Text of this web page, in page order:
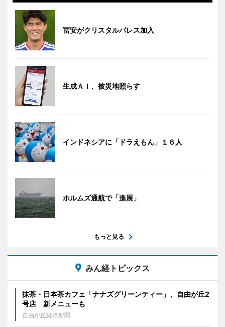
冨安がクリスタルパレス加入
生成ＡＩ、被災地照らす
インドネシアに「ドラえもん」１６人
ホルムズ通航で「進展」
もっと見る
みん経トピックス
抹茶・日本茶カフェ「ナナズグリーンティー」、自由が丘2
号店 新メニューも
自由が丘経済新聞